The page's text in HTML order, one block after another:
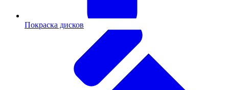
Покраска дисков